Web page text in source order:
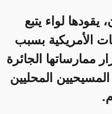
لواء يتبع
الأمريكية بسبب
ممارساتها الجائرة
المحليين